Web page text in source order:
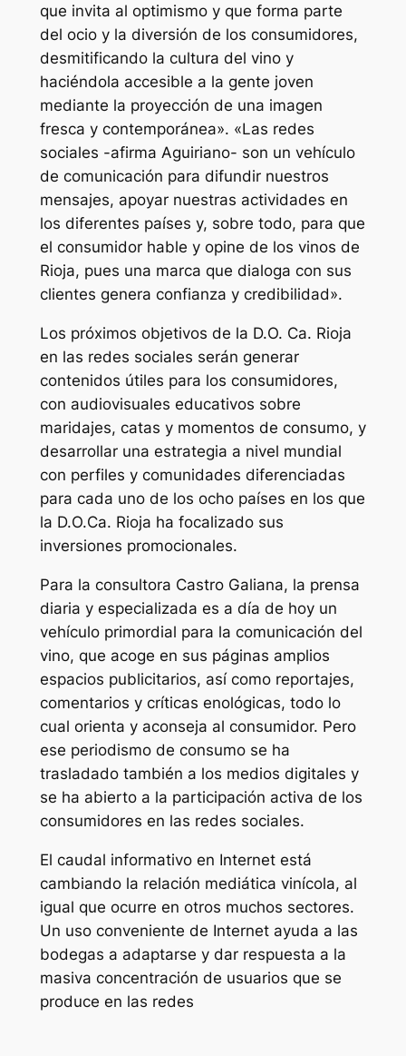
que invita al optimismo y que forma parte
del ocio y la diversión de los consumidores,
desmitificando la cultura del vino y
haciéndola accesible a la gente joven
mediante la proyección de una imagen
fresca y contemporánea». «Las redes
sociales -afirma Aguiriano- son un vehículo
de comunicación para difundir nuestros
mensajes, apoyar nuestras actividades en
los diferentes países y, sobre todo, para que
el consumidor hable y opine de los vinos de
Rioja, pues una marca que dialoga con sus
clientes genera confianza y credibilidad».
Los próximos objetivos de la D.O. Ca. Rioja
en las redes sociales serán generar
contenidos útiles para los consumidores,
con audiovisuales educativos sobre
maridajes, catas y momentos de consumo, y
desarrollar una estrategia a nivel mundial
con perfiles y comunidades diferenciadas
para cada uno de los ocho países en los que
la D.O.Ca. Rioja ha focalizado sus
inversiones promocionales.
Para la consultora Castro Galiana, la prensa
diaria y especializada es a día de hoy un
vehículo primordial para la comunicación del
vino, que acoge en sus páginas amplios
espacios publicitarios, así como reportajes,
comentarios y críticas enológicas, todo lo
cual orienta y aconseja al consumidor. Pero
ese periodismo de consumo se ha
trasladado también a los medios digitales y
se ha abierto a la participación activa de los
consumidores en las redes sociales.
El caudal informativo en Internet está
cambiando la relación mediática vinícola, al
igual que ocurre en otros muchos sectores.
Un uso conveniente de Internet ayuda a las
bodegas a adaptarse y dar respuesta a la
masiva concentración de usuarios que se
produce en las redes